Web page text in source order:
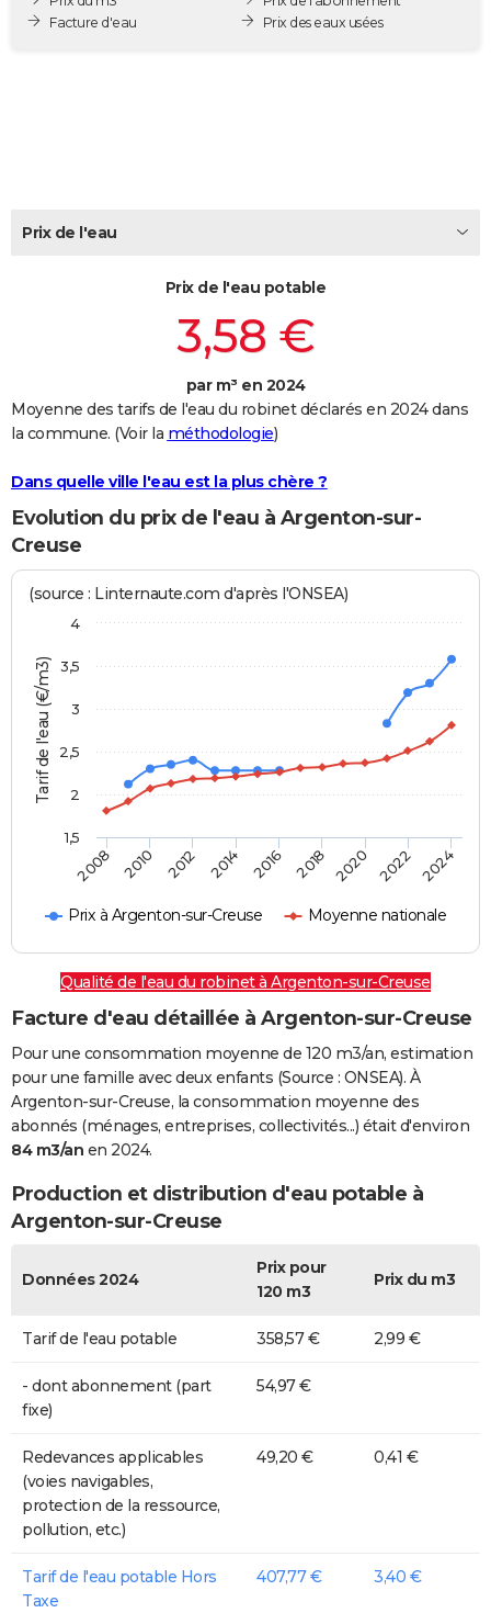
Destinations
City break
Voyage nature
Voyage de noces
Forum
Climat
PHOTO
Dictionnaire
Biographies
Citations
Expressions
Proverbes
Bricolage
Lifestyle
Culture
Sport
Auto
Television
Voyage
Cinema
Facture d'eau
Prix des eaux usées
Prix de l'eau
Prix de l'eau potable
3,58 €
par m³ en 2024
Moyenne des tarifs de l'eau du robinet déclarés en 2024 dans
la commune. (Voir la méthodologie)
Dans quelle ville l'eau est la plus chère ?
Evolution du prix de l'eau à Argenton-sur-
Creuse
Tarif de l'eau (€/m3)
(source : Linternaute.com d'après l'ONSEA)
Prix à Argenton-sur-Creuse Moyenne nationale
2008 2010 2012 2014 2016 2018 2020 2022 2024
1,5
2
2,5
3
3,5
4
Qualité de l'eau du robinet à Argenton-sur-Creuse
Facture d'eau détaillée à Argenton-sur-Creuse
Pour une consommation moyenne de 120 m3/an, estimation
pour une famille avec deux enfants (Source : ONSEA). À
Argenton-sur-Creuse, la consommation moyenne des
abonnés (ménages, entreprises, collectivités...) était d'environ
84 m3/an en 2024.
Production et distribution d'eau potable à
Argenton-sur-Creuse
Données 2024
Prix pour
120 m3
Prix du m3
Tarif de l'eau potable 358,57 € 2,99 €
- dont abonnement (part
fixe)
54,97 €
Redevances applicables
(voies navigables,
protection de la ressource,
pollution, etc.)
49,20 € 0,41 €
Tarif de l'eau potable Hors
Taxe
407,77 € 3,40 €